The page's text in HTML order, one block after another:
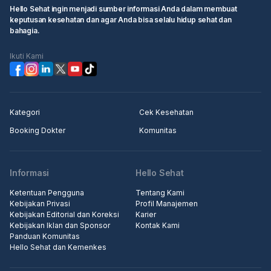
Hello Sehat ingin menjadi sumber informasi Anda dalam membuat
keputusan kesehatan dan agar Anda bisa selalu hidup sehat dan
bahagia.
Ikuti Kami
Kategori
Cek Kesehatan
Booking Dokter
Komunitas
Informasi
Ketentuan Pengguna
Kebijakan Privasi
Kebijakan Editorial dan Koreksi
Kebijakan Iklan dan Sponsor
Panduan Komunitas
Hello Sehat dan Kemenkes
Hello Sehat
Tentang Kami
Profil Manajemen
Karier
Kontak Kami